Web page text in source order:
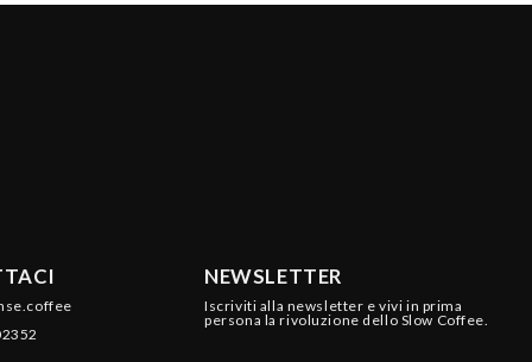
NEWSLETTER
Iscriviti alla newsletter e vivi in prima
persona la rivoluzione dello Slow Coffee.